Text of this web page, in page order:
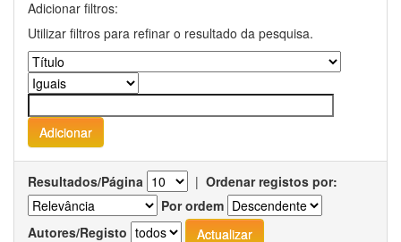
Adicionar filtros:
Utilizar filtros para refinar o resultado da pesquisa.
Resultados/Página | Ordenar registos por:
Por ordem
Autores/Registo